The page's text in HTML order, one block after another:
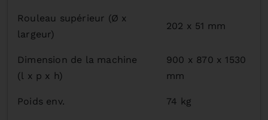
Rouleau supérieur (Ø x
largeur)
202 x 51 mm
Dimension de la machine
(l x p x h)
900 x 870 x 1530
mm
Poids env. 74 kg